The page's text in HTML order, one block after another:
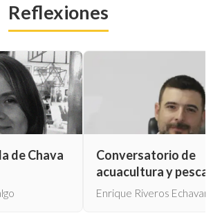
Reflexiones
de Chava
Conversatorio de
acuacultura y pesca
Enrique Riveros